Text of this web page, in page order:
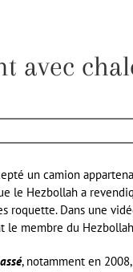
avec
un camion
le Hezbollah a
roquette. Dans une
membre du
, notamment en